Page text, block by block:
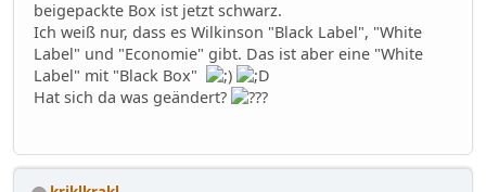
beigepackte Box ist jetzt schwarz.
Ich weiß nur, dass es Wilkinson "Black Label", "White
Label" und "Economie" gibt. Das ist aber eine "White
Label" mit "Black Box"
Hat sich da was geändert?